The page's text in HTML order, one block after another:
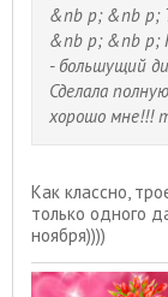
&nb p; &nb p;
&nb p; &nb p;
- большущий
Сделала
хорошо мне!!!
Как классно,
только одного
ноября))))